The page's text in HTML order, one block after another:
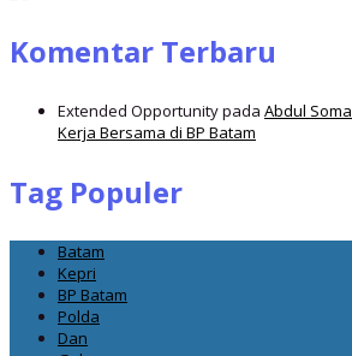
Komentar Terbaru
Extended Opportunitypada Abdul
Kerja Bersama di BP Batam
Tag Populer
Batam
Kepri
BP Batam
Polda
Dan